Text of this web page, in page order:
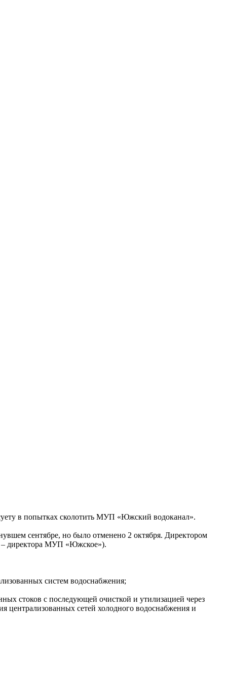
в попытках сколотить МУП «Южский водоканал».
сентябре, но было отменено 2 октября. Директором
– директора МУП «Южское»).
систем водоснабжения;
стоков с последующей очисткой и утилизацией через
централизованных сетей холодного водоснабжения и